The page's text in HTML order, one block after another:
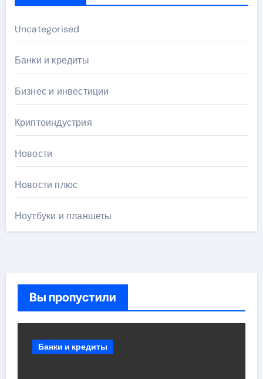
Uncategorised
Банки и кредиты
Бизнес и инвестиции
Криптоиндустрия
Новости
Новости плюс
Ноутбуки и планшеты
Вы пропустили
Банки и кредиты